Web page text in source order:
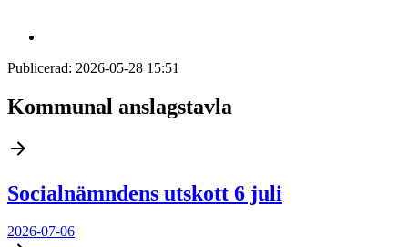
Publicerad: 2026-05-28 15:51
Kommunal anslagstavla
Socialnämndens utskott 6 juli
2026-07-06